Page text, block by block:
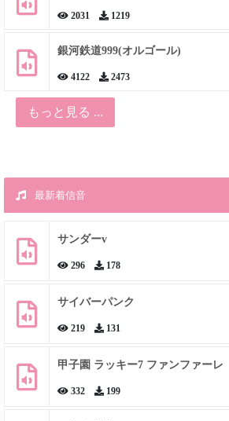
2031 1219
銀河鉄道999(オルゴール)
4122 2473
もっと見る ...
最新着信音
サンダーv
296 178
サイバーパンク
219 131
甲子園 ラッキー7 ファンファーレ
332 199